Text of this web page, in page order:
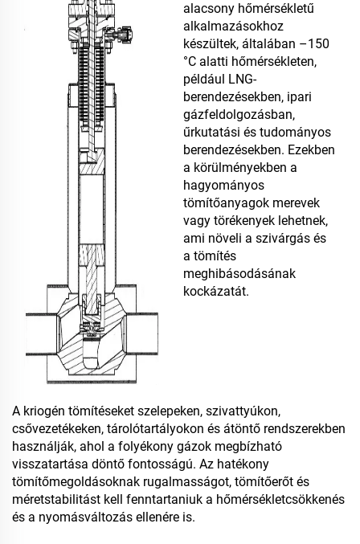
alacsony hőmérsékletű
alkalmazásokhoz
készültek, általában –150
°C alatti hőmérsékleten,
például LNG-
berendezésekben, ipari
gázfeldolgozásban,
űrkutatási és tudományos
berendezésekben. Ezekben
a körülményekben a
hagyományos
tömítőanyagok merevek
vagy törékenyek lehetnek,
ami növeli a szivárgás és
a tömítés
meghibásodásának
kockázatát.
A kriogén tömítéseket szelepeken, szivattyúkon,
csővezetékeken, tárolótartályokon és átöntő rendszerekben
használják, ahol a folyékony gázok megbízható
visszatartása döntő fontosságú. Az hatékony
tömítőmegoldásoknak rugalmasságot, tömítőerőt és
méretstabilitást kell fenntartaniuk a hőmérsékletcsökkenés
és a nyomásváltozás ellenére is.